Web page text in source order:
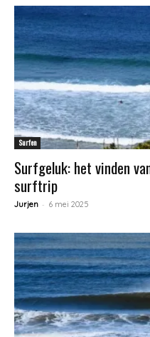
Surfen
Surfgeluk: het vinden
surftrip
Jurjen - 6 mei 2025